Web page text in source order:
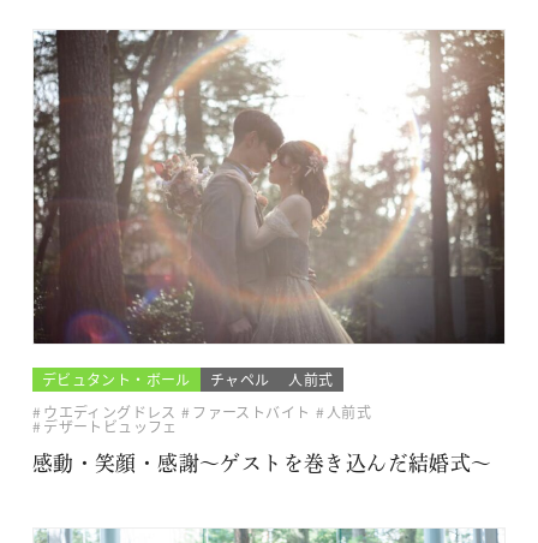
デビュタント・ボール チャペル
人前式
ウエディングドレス
ファーストバイト 人前式
デザートビュッフェ
感動・笑顔・感謝～ゲストを巻き込んだ結婚式～